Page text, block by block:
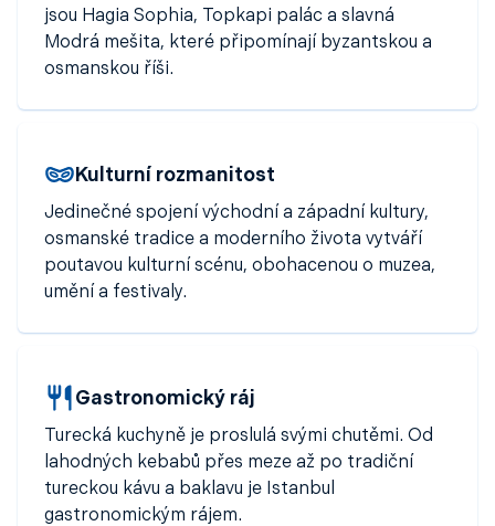
seznamu.
Dopřejte siodpočinek v tradiční turecké lázni
hammam , vychutnejte si pravou
nechte se unést
suvenýry,koření iručně vyráběné zboží
největší město Turecka, vás pohltí svourozmanitostí
energiíapohostinností .
jsou Hagia Sophia, Topkapi palác a slavná
Modrá mešita, které připomínají byzantskou a
osmanskou říši.
Kulturní rozmanitost
Jedinečné spojení východní a západní kultury,
osmanské tradice a moderního života vytváří
poutavou kulturní scénu, obohacenou o muzea,
umění a festivaly.
Gastronomický ráj
Turecká kuchyně je proslulá svými chutěmi. Od
lahodných kebabů přes meze až po tradiční
tureckou kávu a baklavu je Istanbul
gastronomickým rájem.